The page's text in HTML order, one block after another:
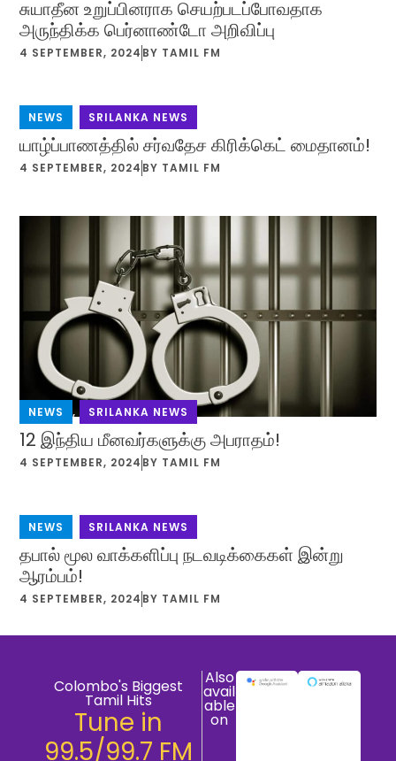
சுயாதீன உறுப்பினராக செயற்படப்போவதாக
அருந்திக்க பெர்னாண்டோ அறிவிப்பு
4 SEPTEMBER, 2024 BY TAMIL FM
NEWS SRILANKA NEWS
யாழ்ப்பாணத்தில் சர்வதேச கிரிக்கெட் மைதானம்!
4 SEPTEMBER, 2024 BY TAMIL FM
NEWS , SRILANKA NEWS
12 இந்திய மீனவர்களுக்கு அபராதம்!
4 SEPTEMBER, 2024 BY TAMIL FM
NEWS SRILANKA NEWS
தபால் மூல வாக்களிப்பு நடவடிக்கைகள் இன்று
ஆரம்பம்!
4 SEPTEMBER, 2024 BY TAMIL FM
Colombo's Biggest
Tamil Hits
Tune in
99.5/99.7 FM
Also
avail
able
on